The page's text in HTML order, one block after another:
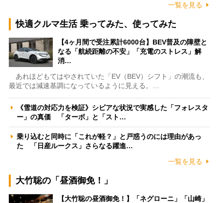
一覧を見る
快適クルマ生活 乗ってみた、使ってみた
【4ヶ月間で受注累計6000台】BEV普及の障壁と
なる「航続距離の不安」「充電のストレス」解
消…
あれほどもてはやされていた「EV（BEV）シフト」の潮流も、
最近では減速基調になっているように見える。…
《雪道の対応力を検証》シビアな状況で実感した「フォレスタ
ー」の真価 「ターボ」と「スト…
乗り込むと同時に「これが軽？」と戸惑うのには理由があっ
た 「日産ルークス」さらなる躍進…
一覧を見る
大竹聡の「昼酒御免！」
【大竹聡の昼酒御免！】「ネグローニ」「山崎」